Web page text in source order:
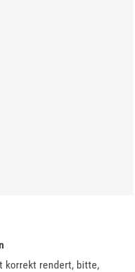
korrekt rendert, bitte,